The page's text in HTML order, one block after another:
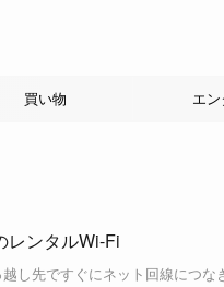
買い物 エン
レンタルWi-Fi
し先ですぐにネット回線につ